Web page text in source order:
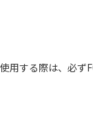
用する際は、必